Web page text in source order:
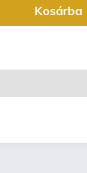
Kosárba